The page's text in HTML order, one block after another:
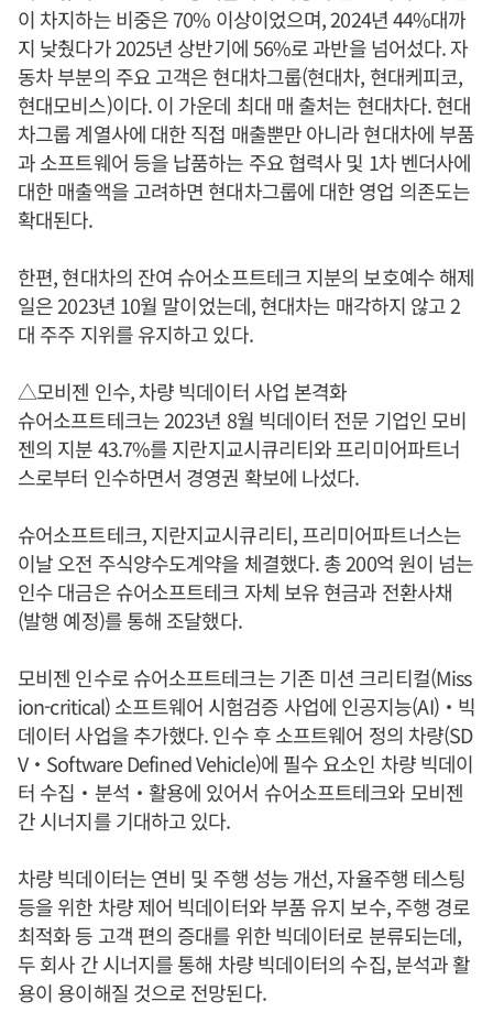
이 차지하는 비중은 70% 이상이었으며, 2024년 44%대까
지 낮췄다가 2025년 상반기에 56%로 과반을 넘어섰다. 자
동차 부분의 주요 고객은 현대차그룹(현대차, 현대케피코,
현대모비스)이다. 이 가운데 최대 매 출처는 현대차다. 현대
차그룹 계열사에 대한 직접 매출뿐만 아니라 현대차에 부품
과 소프트웨어 등을 납품하는 주요 협력사 및 1차 벤더사에
대한 매출액을 고려하면 현대차그룹에 대한 영업 의존도는
확대된다.
한편, 현대차의 잔여 슈어소프트테크 지분의 보호예수 해제
일은 2023년 10월 말이었는데, 현대차는 매각하지 않고 2
대 주주 지위를 유지하고 있다.
△모비젠 인수, 차량 빅데이터 사업 본격화
슈어소프트테크는 2023년 8월 빅데이터 전문 기업인 모비
젠의 지분 43.7%를 지란지교시큐리티와 프리미어파트너
스로부터 인수하면서 경영권 확보에 나섰다.
슈어소프트테크, 지란지교시큐리티, 프리미어파트너스는
이날 오전 주식양수도계약을 체결했다. 총 200억 원이 넘는
인수 대금은 슈어소프트테크 자체 보유 현금과 전환사채
(발행 예정)를 통해 조달했다.
모비젠 인수로 슈어소프트테크는 기존 미션 크리티컬(Miss
ion-critical) 소프트웨어 시험검증 사업에 인공지능(AI)‧빅
데이터 사업을 추가했다. 인수 후 소프트웨어 정의 차량(SD
V‧Software Defined Vehicle)에 필수 요소인 차량 빅데이
터 수집‧분석‧활용에 있어서 슈어소프트테크와 모비젠
간 시너지를 기대하고 있다.
차량 빅데이터는 연비 및 주행 성능 개선, 자율주행 테스팅
등을 위한 차량 제어 빅데이터와 부품 유지 보수, 주행 경로
최적화 등 고객 편의 증대를 위한 빅데이터로 분류되는데,
두 회사 간 시너지를 통해 차량 빅데이터의 수집, 분석과 활
용이 용이해질 것으로 전망된다.